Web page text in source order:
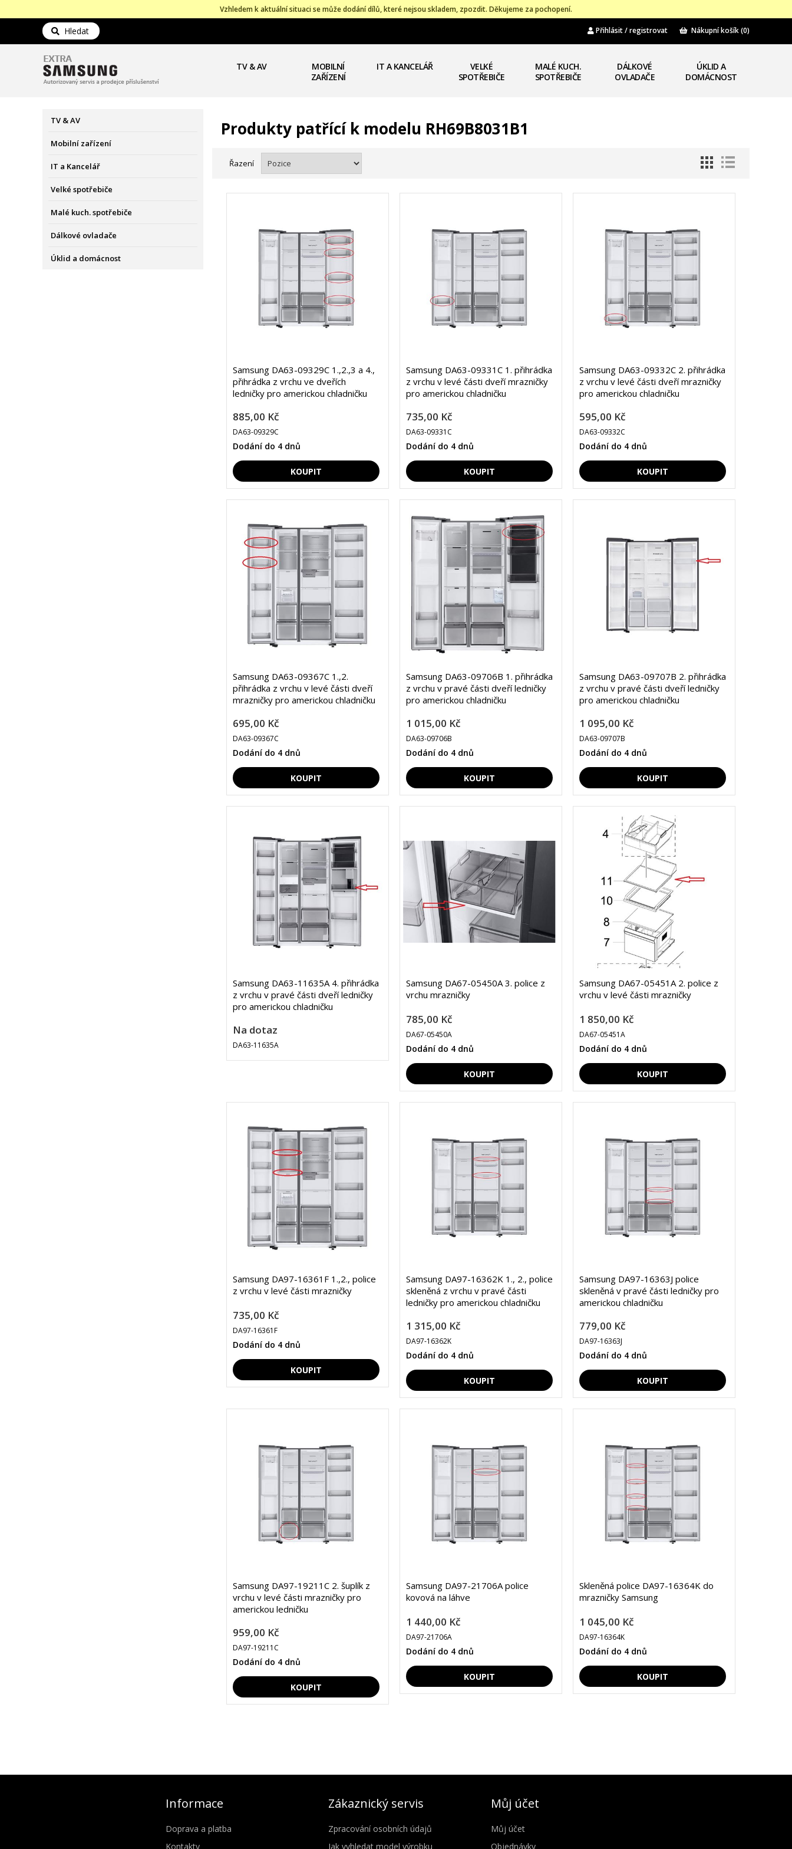
Vzhledem k aktuální situaci se může dodání dílů, které nejsou skladem, zpozdit. Děkujeme za pochopení.
Hledat Přihlásit / registrovat Nákupní košík(0)
TV & AV
MOBILNÍ
ZAŘÍZENÍ
IT A KANCELÁŘ
VELKÉ
SPOTŘEBIČE
MALÉ KUCH.
SPOTŘEBIČE
DÁLKOVÉ
OVLADAČE
ÚKLID A
DOMÁCNOST
TV & AV
Mobilní zařízení
IT a Kancelář
Velké spotřebiče
Malé kuch. spotřebiče
Dálkové ovladače
Úklid a domácnost
Produkty patřící k modelu RH69B8031B1
Řazení
Samsung DA63-09329C 1.,2.,3 a 4.,
přihrádka z vrchu ve dveřích
ledničky pro americkou chladničku
885,00 Kč
DA63-09329C
Dodání do 4 dnů
Samsung DA63-09331C 1. přihrádka
z vrchu v levé části dveří mrazničky
pro americkou chladničku
735,00 Kč
DA63-09331C
Dodání do 4 dnů
Samsung DA63-09332C 2. přihrádka
z vrchu v levé části dveří mrazničky
pro americkou chladničku
595,00 Kč
DA63-09332C
Dodání do 4 dnů
Samsung DA63-09367C 1.,2.
přihrádka z vrchu v levé části dveří
mrazničky pro americkou chladničku
695,00 Kč
DA63-09367C
Dodání do 4 dnů
Samsung DA63-09706B 1. přihrádka
z vrchu v pravé části dveří ledničky
pro americkou chladničku
1 015,00 Kč
DA63-09706B
Dodání do 4 dnů
Samsung DA63-09707B 2. přihrádka
z vrchu v pravé části dveří ledničky
pro americkou chladničku
1 095,00 Kč
DA63-09707B
Dodání do 4 dnů
Samsung DA63-11635A 4. přihrádka
z vrchu v pravé části dveří ledničky
pro americkou chladničku
Na dotaz
DA63-11635A
Samsung DA67-05450A 3. police z
vrchu mrazničky
785,00 Kč
DA67-05450A
Dodání do 4 dnů
Samsung DA67-05451A 2. police z
vrchu v levé části mrazničky
1 850,00 Kč
DA67-05451A
Dodání do 4 dnů
Samsung DA97-16361F 1.,2., police
z vrchu v levé části mrazničky
735,00 Kč
DA97-16361F
Dodání do 4 dnů
Samsung DA97-16362K 1., 2., police
skleněná z vrchu v pravé části
ledničky pro americkou chladničku
1 315,00 Kč
DA97-16362K
Dodání do 4 dnů
Samsung DA97-16363J police
skleněná v pravé části ledničky pro
americkou chladničku
779,00 Kč
DA97-16363J
Dodání do 4 dnů
Samsung DA97-19211C 2. šuplík z
vrchu v levé části mrazničky pro
americkou ledničku
959,00 Kč
DA97-19211C
Dodání do 4 dnů
Samsung DA97-21706A police
kovová na láhve
1 440,00 Kč
DA97-21706A
Dodání do 4 dnů
Skleněná police DA97-16364K do
mrazničky Samsung
1 045,00 Kč
DA97-16364K
Dodání do 4 dnů
Informace
Doprava a platba
Kontakty
Zákaznický servis
Zpracování osobních údajů
Jak vyhledat model výrobku
Můj účet
Můj účet
Objednávky